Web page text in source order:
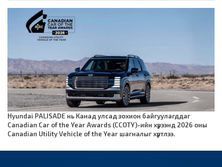
Hyundai PALISADE нь Канад улсад зохион байгуулагддаг
Canadian Car of the Year Awards (CCOTY)-ийн хүрээнд 2026 оны
Canadian Utility Vehicle of the Year шагналыг хүртлээ.